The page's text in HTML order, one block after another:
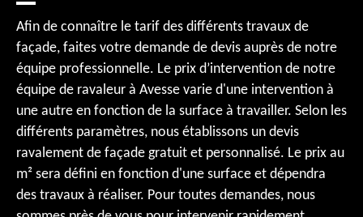
Afin de connaître le tarif des différents travaux de
façade, faites votre demande de devis auprès de notre
équipe professionnelle. Le prix d’intervention de notre
équipe de ravaleur à Avesse varie d'une intervention à
une autre en fonction de la surface à travailler. Selon les
différents paramètres, nous établissons un devis
ravalement de façade gratuit et personnalisé. Le prix au
m² sera défini en fonction d'une surface et dépendra
des travaux à réaliser. Pour toutes demandes, nous